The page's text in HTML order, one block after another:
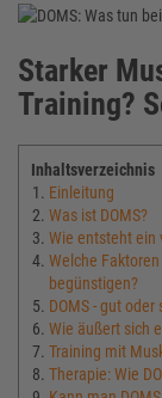
Starker
Training?
Inhaltsverzeichnis
Einleitung
Was ist DOMS?
Wie entsteht ein
Welche
begünstigen?
DOMS - gut oder
Wie äußert sich
Training mit
Therapie: Wie